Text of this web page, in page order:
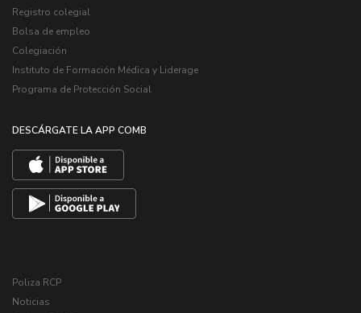
Registro colegial
Bolsa de empleo
Colegiación
Instituto de Formación Médica y Liderage
Programa de Protección Social
DESCÁRGATE LA APP COMB
Poliza RCP
Noticias